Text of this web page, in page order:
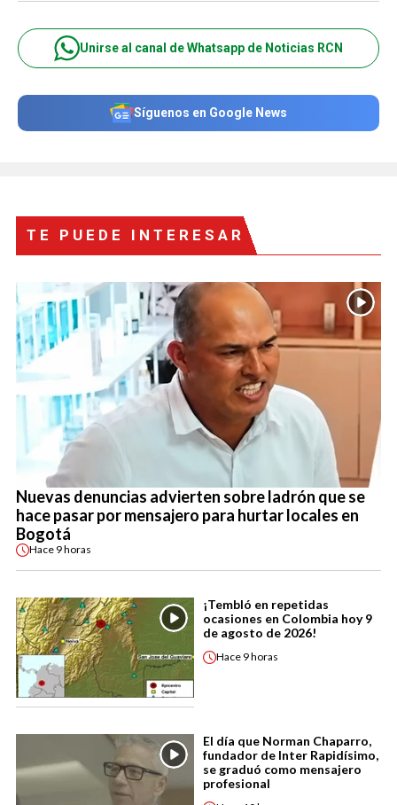
Unirse al canal de Whatsapp de Noticias RCN
Síguenos en Google News
TE PUEDE INTERESAR
Nuevas denuncias advierten sobre ladrón que se
hace pasar por mensajero para hurtar locales en
Bogotá
Hace 9 horas
¡Tembló en repetidas
ocasiones en Colombia hoy 9
de agosto de 2026!
Hace 9 horas
El día que Norman Chaparro,
fundador de Inter Rapidísimo,
se graduó como mensajero
profesional